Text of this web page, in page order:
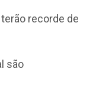
recorde de
são